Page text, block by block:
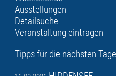
Ausstellungen
Detailsuche
Veranstaltung eintragen
Tipps für die nächsten Tage